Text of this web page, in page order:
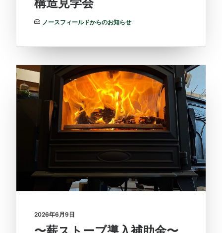
ノースフィールドからのお知らせ
2026年6月9日